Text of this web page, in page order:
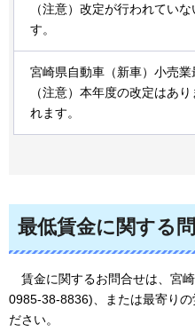
（注意）改定が行われてい
す。
宮崎県自動車（新車）小売業
（注意）本年度の改定はあ
れます。
最低賃金に関する
賃金に関するお問合せは、宮
0985-38-8836)、または最寄り
ださい。